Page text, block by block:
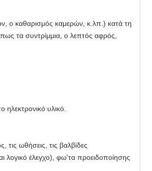
ο καθαρισμός καμερών, κ.λπ.) κατά τη
τα συντρίμμια, ο λεπτός αφρός,
υλικό.
τις ωθήσεις, τις βαλβίδες
λογικό έλεγχο), φω'τα προειδοποίησης